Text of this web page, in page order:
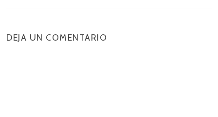
DEJA UN COMENTARIO